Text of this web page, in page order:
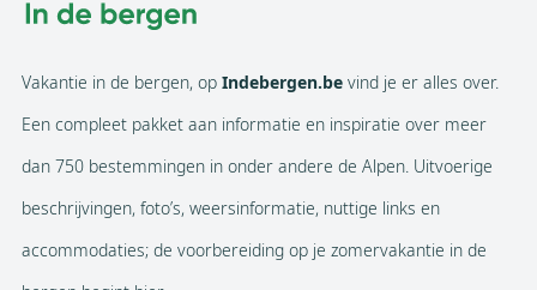
Vakantie in de bergen, op Indebergen.be vind je er alles over.
Een compleet pakket aan informatie en inspiratie over meer
dan 750 bestemmingen in onder andere de Alpen. Uitvoerige
beschrijvingen, foto’s, weersinformatie, nuttige links en
accommodaties; de voorbereiding op je zomervakantie in de